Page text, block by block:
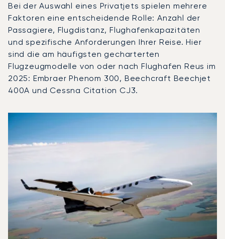
Bei der Auswahl eines Privatjets spielen mehrere
Faktoren eine entscheidende Rolle: Anzahl der
Passagiere, Flugdistanz, Flughafenkapazitäten
und spezifische Anforderungen Ihrer Reise. Hier
sind die am häufigsten gecharterten
Flugzeugmodelle von oder nach Flughafen Reus im
2025: Embraer Phenom 300, Beechcraft Beechjet
400A und Cessna Citation CJ3.
Foto des Flugzeugs
Geschwindigkeit (km/h)
Geschwindigkeit (Knoten)
Reichweite (NM)